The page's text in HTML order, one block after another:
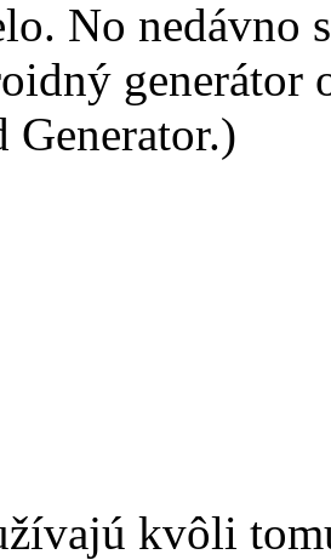
No nedávno
generátor
Generator.)
kvôli